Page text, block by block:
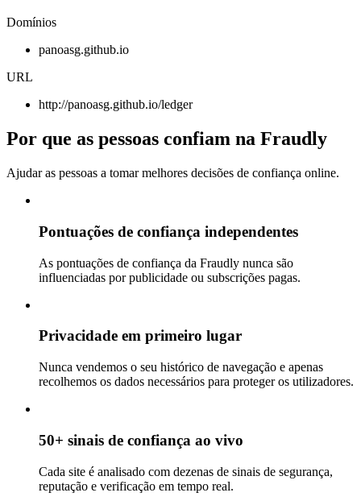
Domínios
panoasg.github.io
URL
http://panoasg.github.io/ledger
Por que as pessoas confiam na Fraudly
Ajudar as pessoas a tomar melhores decisões de confiança online.
Pontuações de confiança independentes
As pontuações de confiança da Fraudly nunca são
influenciadas por publicidade ou subscrições pagas.
Privacidade em primeiro lugar
Nunca vendemos o seu histórico de navegação e apenas
recolhemos os dados necessários para proteger os utilizadores.
50+ sinais de confiança ao vivo
Cada site é analisado com dezenas de sinais de segurança,
reputação e verificação em tempo real.